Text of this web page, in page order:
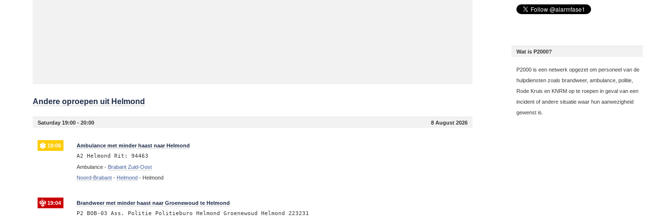
Andere oproepen uit Helmond
Saturday 19:00 - 20:00 8 August 2026
19:06 Ambulance met minder haast naar Helmond
A2 Helmond Rit: 94463
Ambulance - Brabant Zuid-Oost
Noord-Brabant - Helmond - Helmond
19:04 Brandweer met minder haast naar Groenewoud te Helmond
P2 BOB-03 Ass. Politie Politieburo Helmond Groenewoud Helmond 223231
Wat is P2000?
P2000 is een netwerk opgezet om personeel van de
hulpdiensten zoals brandweer, ambulance, politie,
Rode Kruis en KNRM op te roepen in geval van een
incident of andere situatie waar hun aanwezigheid
gewenst is.